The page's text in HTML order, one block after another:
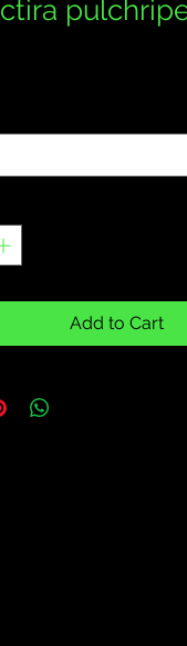
Add to Cart